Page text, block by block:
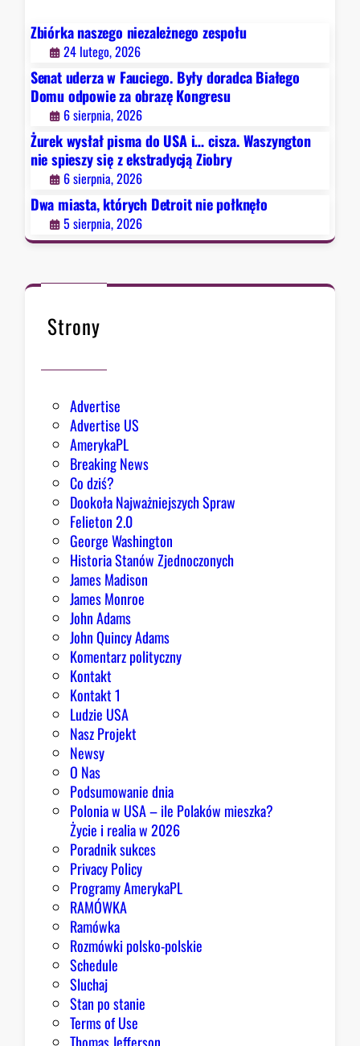
o
k
Zbiórka naszego niezależnego zespołu
24 lutego, 2026
Senat uderza w Fauciego. Były doradca Białego
Domu odpowie za obrazę Kongresu
6 sierpnia, 2026
Żurek wysłał pisma do USA i… cisza. Waszyngton
nie spieszy się z ekstradycją Ziobry
6 sierpnia, 2026
Dwa miasta, których Detroit nie połknęło
5 sierpnia, 2026
Strony
Advertise
Advertise US
AmerykaPL
Breaking News
Co dziś?
Dookoła Najważniejszych Spraw
Felieton 2.0
George Washington
Historia Stanów Zjednoczonych
James Madison
James Monroe
John Adams
John Quincy Adams
Komentarz polityczny
Kontakt
Kontakt 1
Ludzie USA
Nasz Projekt
Newsy
O Nas
Podsumowanie dnia
Polonia w USA – ile Polaków mieszka?
Życie i realia w 2026
Poradnik sukces
Privacy Policy
Programy AmerykaPL
RAMÓWKA
Ramówka
Rozmówki polsko-polskie
Schedule
Sluchaj
Stan po stanie
Terms of Use